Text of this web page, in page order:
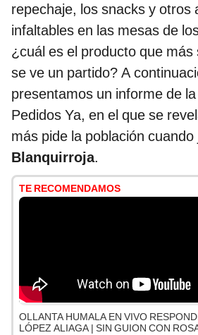
repechaje, los snacks y otros
infaltables en las mesas de
¿cuál es el producto que
se ve un partido? A
presentamos un informe de
Pedidos Ya, en el que se
más pide la población cuando
Blanquirroja.
TE RECOMENDAMOS
OLLANTA HUMALA EN VIVO
LÓPEZ ALIAGA | SIN GUION CON